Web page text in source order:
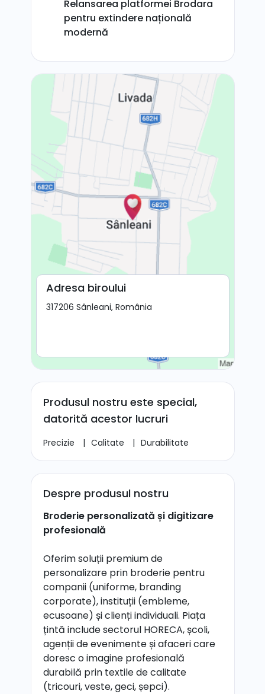
Relansarea platformei Brodara
pentru extindere națională
modernă
Adresa biroului
317206 Sânleani, România
Produsul nostru este special,
datorită acestor lucruri
Precizie | Calitate | Durabilitate
Despre produsul nostru
Broderie personalizată și digitizare
profesională
Oferim soluții premium de
personalizare prin broderie pentru
companii (uniforme, branding
corporate), instituții (embleme,
ecusoane) și clienți individuali. Piața
țintă include sectorul HORECA, școli,
agenții de evenimente și afaceri care
doresc o imagine profesională
durabilă prin textile de calitate
(tricouri, veste, geci, șepci).